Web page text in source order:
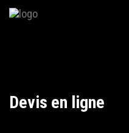
Devis en ligne